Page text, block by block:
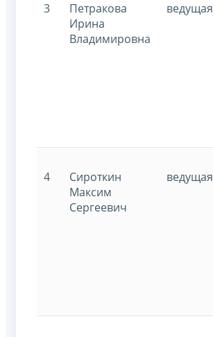
3
Петракова
Ирина
Владимировна
ведущая
4
Сироткин
Максим
Сергеевич
ведущая